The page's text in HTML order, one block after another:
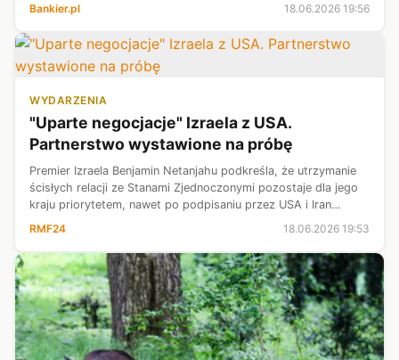
Bankier.pl
18.06.2026 19:56
WYDARZENIA
"Uparte negocjacje" Izraela z USA.
Partnerstwo wystawione na próbę
Premier Izraela Benjamin Netanjahu podkreśla, że utrzymanie
ścisłych relacji ze Stanami Zjednoczonymi pozostaje dla jego
kraju priorytetem, nawet po podpisaniu przez USA i Iran
RMF24 18.06.2026 19:53